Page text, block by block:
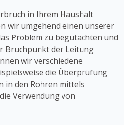
in Ihrem Haushalt
wir umgehend einen unserer
Problem zu begutachten und
Bruchpunkt der Leitung
wir verschiedene
die Überprüfung
in den Rohren mittels
Verwendung von